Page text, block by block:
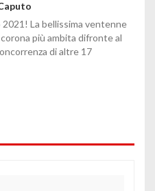
La bellissima ventenne
più ambita difronte al
di altre 17